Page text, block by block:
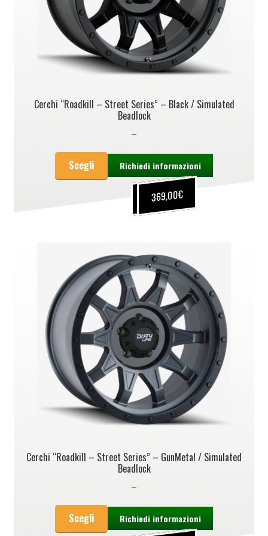
Cerchi “Roadkill – Street Series” – Black / Simulated
Beadlock
249,00€
–
369,00€
Scegli Richiedi informazioni
Cerchi “Roadkill – Street Series” – GunMetal / Simulated
Beadlock
–
Scegli Richiedi informazioni